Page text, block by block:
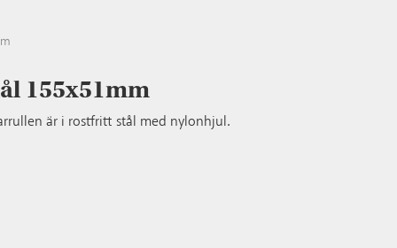
155x51mm
är i rostfritt stål med nylonhjul.